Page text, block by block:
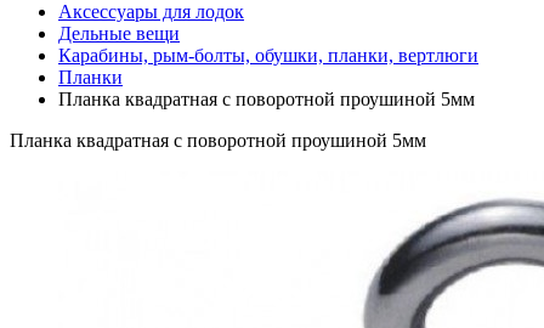
Аксессуары для лодок
Дельные вещи
Карабины, рым-болты, обушки, планки, вертлюги
Планки
Планка квадратная с поворотной проушиной 5мм
Планка квадратная с поворотной проушиной 5мм